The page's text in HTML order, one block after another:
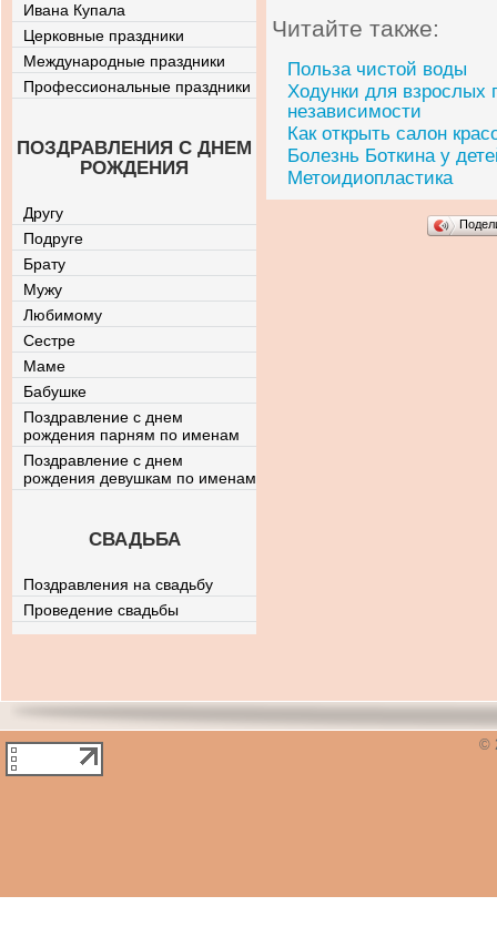
Читайте также:
Польза чистой воды
Ходунки для взрослых
независимости
Как открыть салон
Болезнь Боткина у
Метоидиопластика
Ивана Купала
Церковные праздники
Международные праздники
Профессиональные праздники
ПОЗДРАВЛЕНИЯ С ДНЕМ
РОЖДЕНИЯ
Другу
Подруге
Брату
Мужу
Любимому
Сестре
Маме
Бабушке
Поздравление с днем
рождения парням по именам
Поздравление с днем
рождения девушкам по именам
СВАДЬБА
Поздравления на свадьбу
Проведение свадьбы
©